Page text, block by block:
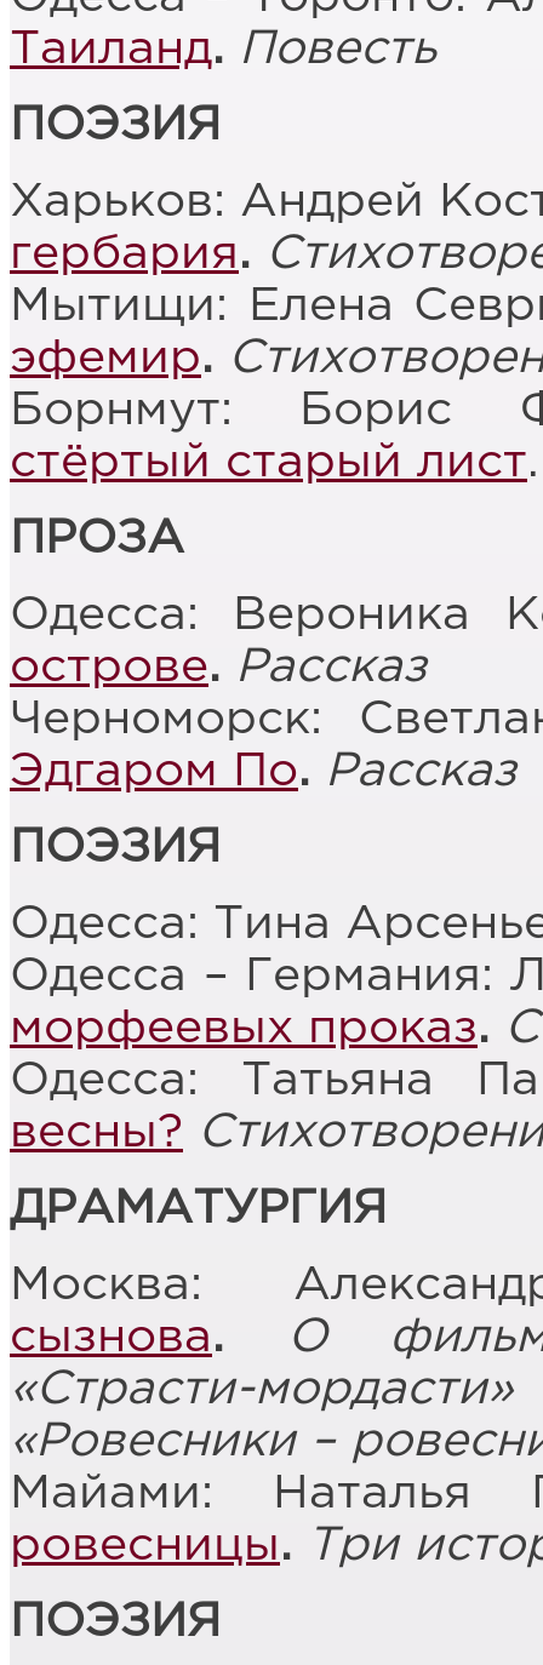
Таиланд. Повесть
ПОЭЗИЯ
Харьков: Андрей
гербария.
Мытищи: Елена
эфемир.
Борнмут: Борис
стёртый старый лист
ПРОЗА
Одесса: Вероника
острове. Рассказ
Черноморск:
Эдгаром По. Рассказ
ПОЭЗИЯ
Одесса: Тина
Одесса – Германия:
морфеевых проказ.
Одесса: Татьяна
весны?
ДРАМАТУРГИЯ
Москва:
сызнова.
О
«Страсти-
«Ровесники –
Майами: Наталья
ровесницы. Три
ПОЭЗИЯ